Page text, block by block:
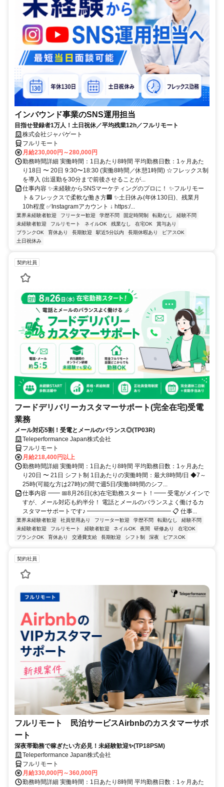
インバウンド事業のSNS運用担当
目指せ登録者1万人！土日祝休／平均残業12h／フルリモート
株式会社ジャパゲート
フルリモート
月給230,000円～280,000円
勤務時間詳細 実働時間：1日あたり8時間 平均勤務日数：1ヶ月あた
り18日 〜 20日 9:30〜18:30 (実働8時間／休憩1時間) ☆フレックス制
を導入 (出退勤を30分まで前後させることが...
仕事内容 ✨未経験からSNSマーケティングのプロに！ ✨フルリモー
ト＆フレックスで柔軟な働き方🏢 ✨土日休み(年休130日)、残業月
10h程度 ✅Instagramアカウント ↓ https:/...
業界未経験者歓迎 フリーター歓迎 学歴不問 固定時間制 転勤なし
経験不問
未経験者歓迎
フルリモート ネイルOK 残業なし 在宅OK
賞与あり
ブランクOK
育休あり 長期歓迎 駅近5分以内 長期休暇あり
ピアスOK
土日祝休み
契約社員
フードデリバリーカスタマーサポート(完全在宅)受電
業務
メール対応5割！受電とメールのバランス◎(TP03R)
Teleperformance Japan株式会社
フルリモート
月給218,400円以上
勤務時間詳細 実働時間：1日あたり8時間 平均勤務日数：1ヶ月あた
り20日 〜 21日 シフト制 1日あたりの実働時間：最大8時間/日 ◆7～
25時(可能な方は27時)の間で週5日/実働8時間のシフ...
仕事内容 ━━ 📅8月26日(水)在宅勤務スタート！━━ 受電がメインで
すが、メール対応も約半分！ 電話とメールのバランスよく働けるカ
スタマーサポートです♪ ━━━━━━━━━━━━━━ 📋 仕事...
業界未経験者歓迎 社員登用あり フリーター歓迎 学歴不問 転勤なし
経験不問
未経験者歓迎
フルリモート 経験者歓迎 ネイルOK 夜間 研修あり
在宅OK
ブランクOK
育休あり 交通費支給 長期歓迎 シフト制 深夜 ピアスOK
契約社員
フルリモート 民泊サービスAirbnbのカスタマーサポ
ート
深夜帯勤務で稼ぎたい方必見！未経験歓迎✨(TP18PSM)
Teleperformance Japan株式会社
フルリモート
月給330,000円～360,000円
勤務時間詳細 実働時間：1日あたり8時間 平均勤務日数：1ヶ月あた